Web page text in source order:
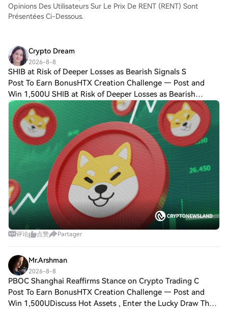
comme aux traders chevronnés.
Opinions Des Utilisateurs Sur Le Prix De RENT (RENT) Sont
Présentées Ci-Dessous.
Crypto Dream
2026-8-8
SHIB at Risk of Deeper Losses as Bearish Signals S
Post To Earn BonusHTX Creation Challenge — Post and
Win 1,500U SHIB at Risk of Deeper Losses as Bearish
Signals Strengthen SHIB lost momentum after rejection
near the key $0.00000500 resistance level.
评论 点赞 Partager
Mr.Arshman
2026-8-8
PBOC Shanghai Reaffirms Stance on Crypto Trading C
Post To Earn BonusHTX Creation Challenge — Post and
Win 1,500UDiscuss Hot Assets , Enter the Lucky Draw The